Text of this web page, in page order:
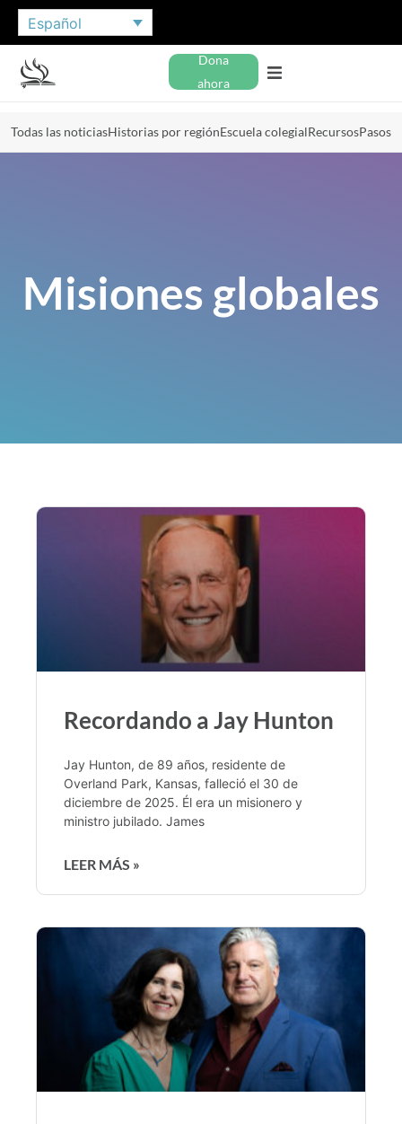
Español
Dona
ahora
Todas las noticiasHistorias por regiónEscuela colegialRecursosPasos
Misiones globales
Recordando a Jay Hunton
Jay Hunton, de 89 años, residente de
Overland Park, Kansas, falleció el 30 de
diciembre de 2025. Él era un misionero y
ministro jubilado. James
LEER MÁS »